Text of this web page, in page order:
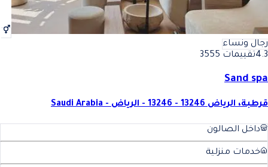
رجال ونساء
4.3تقييمات 3555
Sand spa
قرطبة، الرياض 13246 - 13246 - الرياض - Saudi Arabia
داخل الصالون
خدمات منزلية